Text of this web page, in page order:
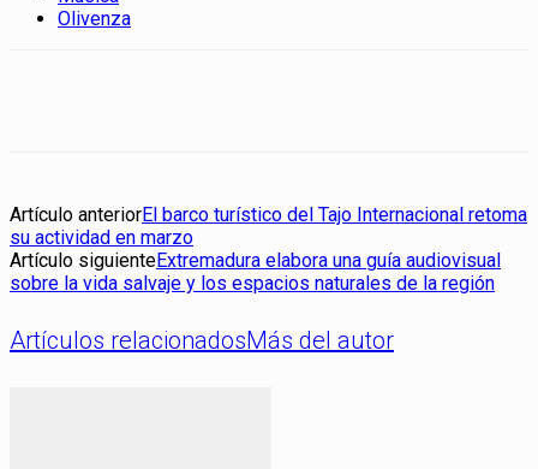
Olivenza
Artículo anteriorEl barco turístico del Tajo Internacional retoma
su actividad en marzo
Artículo siguienteExtremadura elabora una guía audiovisual
sobre la vida salvaje y los espacios naturales de la región
Artículos relacionadosMás del autor